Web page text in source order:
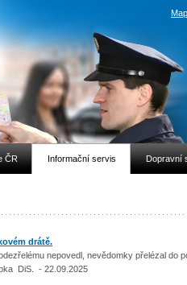
ČR Informační servis Dopravní
drátě.
nepovedl, nevědomky přelézal do
DiS. - 22.09.2025